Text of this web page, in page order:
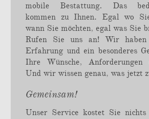
mobile Bestattung. Das
kommen zu Ihnen. Egal wo
wann Sie möchten, egal was Sie
Rufen Sie uns an! Wir haben
Erfahrung und ein besonderes
Ihre Wünsche, Anforderungen
Und wir wissen genau, was jetzt
Gemeinsam!
Unser Service kostet Sie